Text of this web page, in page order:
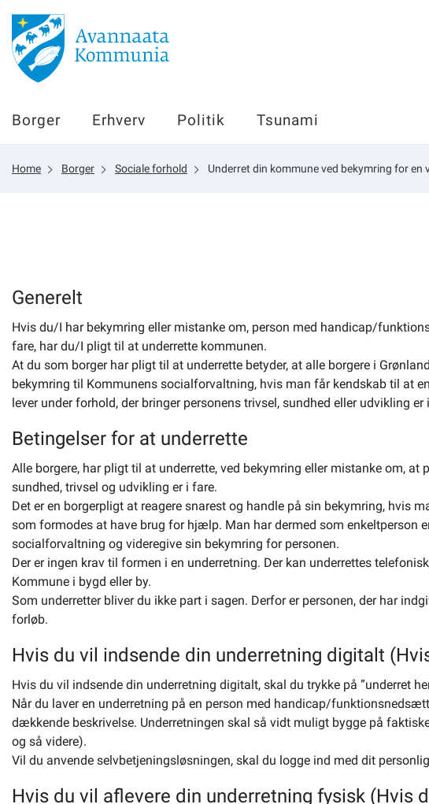
Borger
Erhverv
Politik
sullissivik.gl
Planportal
Om kommunen
Borger Erhverv Politik Tsunami
Home Borger Sociale forhold Underret din kommune ved bekymring for en
Generelt
Hvis du/I har bekymring eller mistanke om, person med handicap/
fare, har du/I pligt til at underrette kommunen.
At du som borger har pligt til at underrette betyder, at alle borgere i
bekymring til Kommunens socialforvaltning, hvis man får kendskab til at
lever under forhold, der bringer personens trivsel, sundhed eller udvikling er
Betingelser for at underrette
Alle borgere, har pligt til at underrette, ved bekymring eller mistanke om,
sundhed, trivsel og udvikling er i fare.
Det er en borgerpligt at reagere snarest og handle på sin bekymring, hvis
som formodes at have brug for hjælp. Man har dermed som enkeltperson
socialforvaltning og videregive sin bekymring for personen.
Der er ingen krav til formen i en underretning. Der kan underrettes
Kommune i bygd eller by.
Som underretter bliver du ikke part i sagen. Derfor er personen, der har
forløb.
Hvis du vil indsende din underretning digitalt
Hvis du vil indsende din underretning digitalt, skal du trykke på ”underret
Når du laver en underretning på en person med handicap/
dækkende beskrivelse. Underretningen skal så vidt muligt bygge på
og så videre).
Vil du anvende selvbetjeningsløsningen, skal du logge ind med dit
Hvis du vil aflevere din underretning fysisk (Hvis